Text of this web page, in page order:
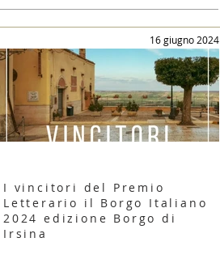
16 giugno 2024
I vincitori del Premio
Letterario il Borgo Italiano
2024 edizione Borgo di
Irsina